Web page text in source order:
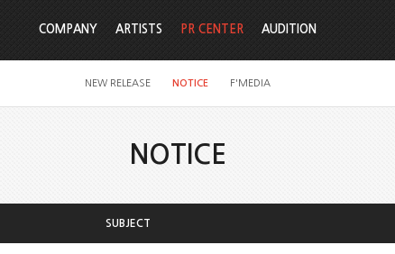
COMPANY ARTISTS PR CENTER
NEW RELEASE NOTICE F'MEDIA
AUDITION
NOTICE
SUBJECT